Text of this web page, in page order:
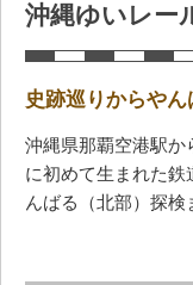
沖縄ゆいレー
史跡巡りからや
沖縄県那覇空港駅か
に初めて生まれた
んばる（北部）探検